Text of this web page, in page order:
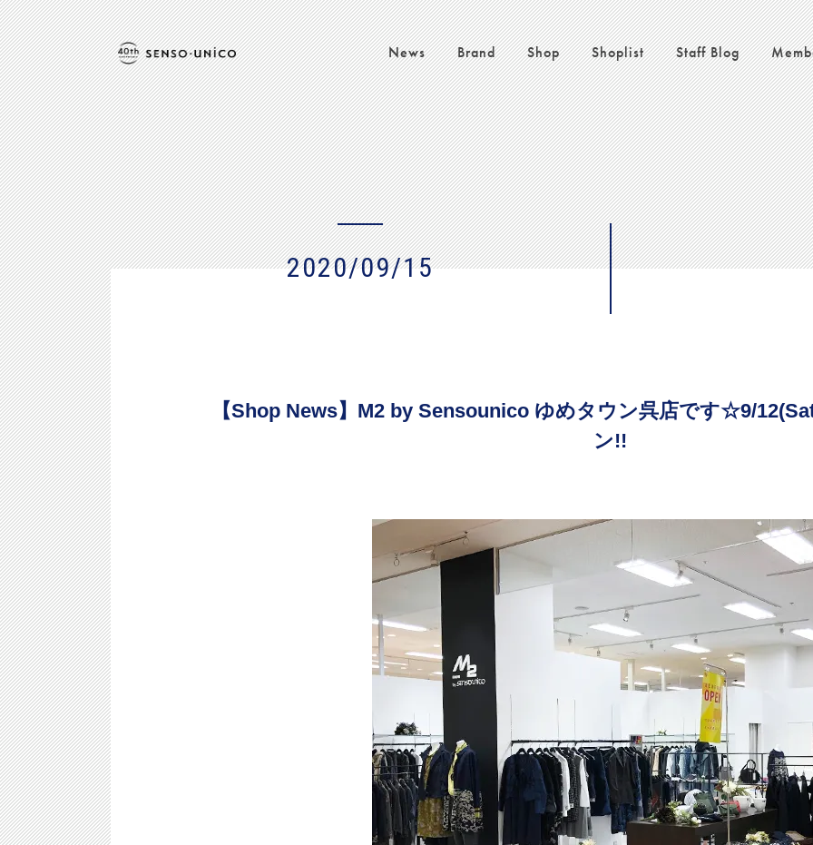
News Brand Shop Shoplist Staff Blog
2020/09/15
【Shop News】M2 by Sensounico ゆめタウン呉店です☆9/
ン!!